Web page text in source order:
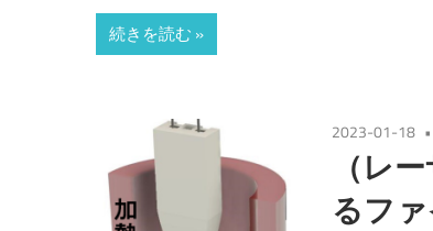
続きを読む
2023-01-18
（レ
るフ